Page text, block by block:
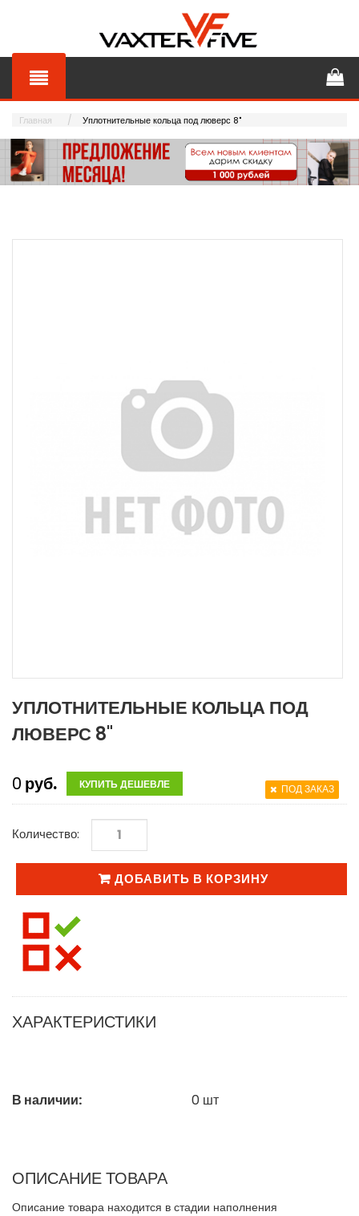
Главная Уплотнительные кольца под люверс 8"
УПЛОТНИТЕЛЬНЫЕ КОЛЬЦА ПОД
ЛЮВЕРС 8"
0 руб. КУПИТЬ ДЕШЕВЛЕ ПОД ЗАКАЗ
Количество:
ДОБАВИТЬ В КОРЗИНУ
ХАРАКТЕРИСТИКИ
В наличии: 0 шт
ОПИСАНИЕ ТОВАРА
Описание товара находится в стадии наполнения